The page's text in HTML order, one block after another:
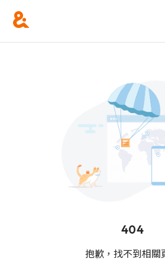
404
抱歉，找不到相關